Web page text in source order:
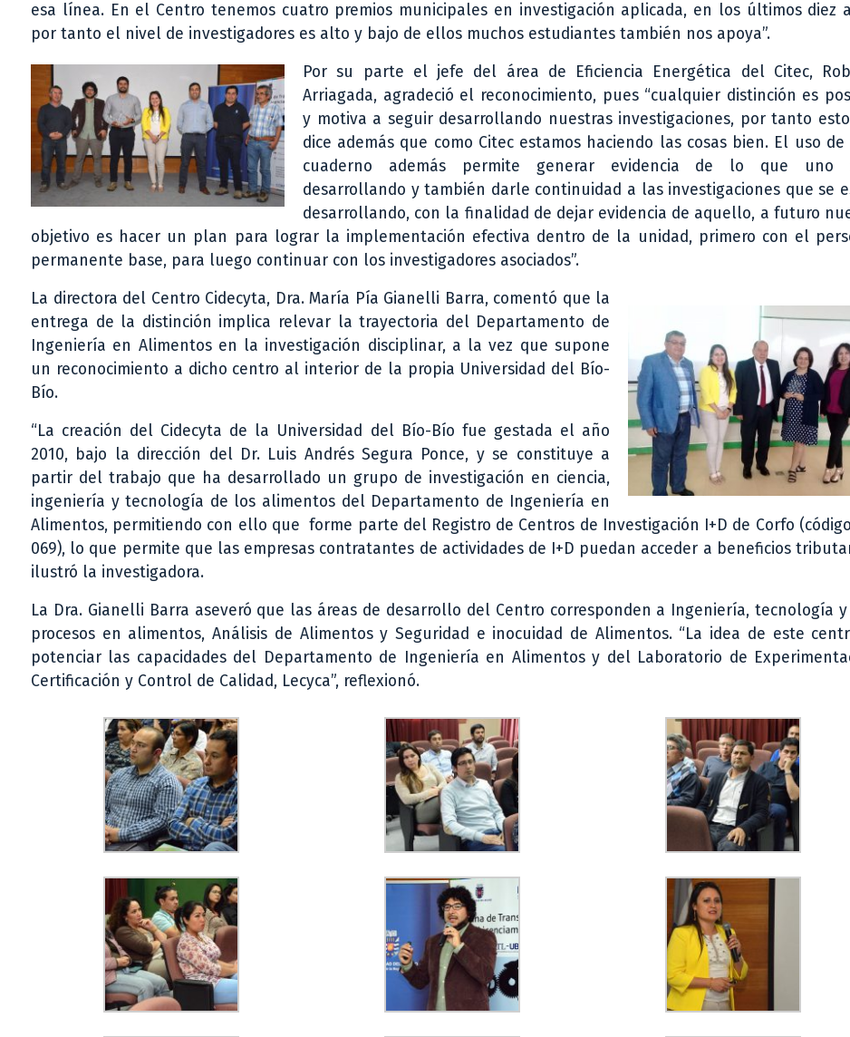
esa línea. En el Centro tenemos cuatro premios municipales en investigación aplicada, en los últimos diez
por tanto el nivel de investigadores es alto y bajo de ellos muchos estudiantes también nos apoya”.
Por su parte el jefe del área de Eficiencia Energética del Citec,
Arriagada, agradeció el reconocimiento, pues “cualquier distinción es
y motiva a seguir desarrollando nuestras investigaciones, por tanto
dice además que como Citec estamos haciendo las cosas bien. El uso de
cuaderno además permite generar evidencia de lo que uno
desarrollando y también darle continuidad a las investigaciones que se
desarrollando, con la finalidad de dejar evidencia de aquello, a futuro
objetivo es hacer un plan para lograr la implementación efectiva dentro de la unidad, primero con el
permanente base, para luego continuar con los investigadores asociados”.
La directora del Centro Cidecyta, Dra. María Pía Gianelli Barra, comentó que la
entrega de la distinción implica relevar la trayectoria del Departamento de
Ingeniería en Alimentos en la investigación disciplinar, a la vez que supone
un reconocimiento a dicho centro al interior de la propia Universidad del Bío-
Bío.
“La creación del Cidecyta de la Universidad del Bío-Bío fue gestada el año
2010, bajo la dirección del Dr. Luis Andrés Segura Ponce, y se constituye a
partir del trabajo que ha desarrollado un grupo de investigación en ciencia,
ingeniería y tecnología de los alimentos del Departamento de Ingeniería en
Alimentos, permitiendo con ello que forme parte del Registro de Centros de Investigación I+D de Corfo
069), lo que permite que las empresas contratantes de actividades de I+D puedan acceder a beneficios
ilustró la investigadora.
La Dra. Gianelli Barra aseveró que las áreas de desarrollo del Centro corresponden a Ingeniería, tecnología
procesos en alimentos, Análisis de Alimentos y Seguridad e inocuidad de Alimentos. “La idea de este
potenciar las capacidades del Departamento de Ingeniería en Alimentos y del Laboratorio de
Certificación y Control de Calidad, Lecyca”, reflexionó.